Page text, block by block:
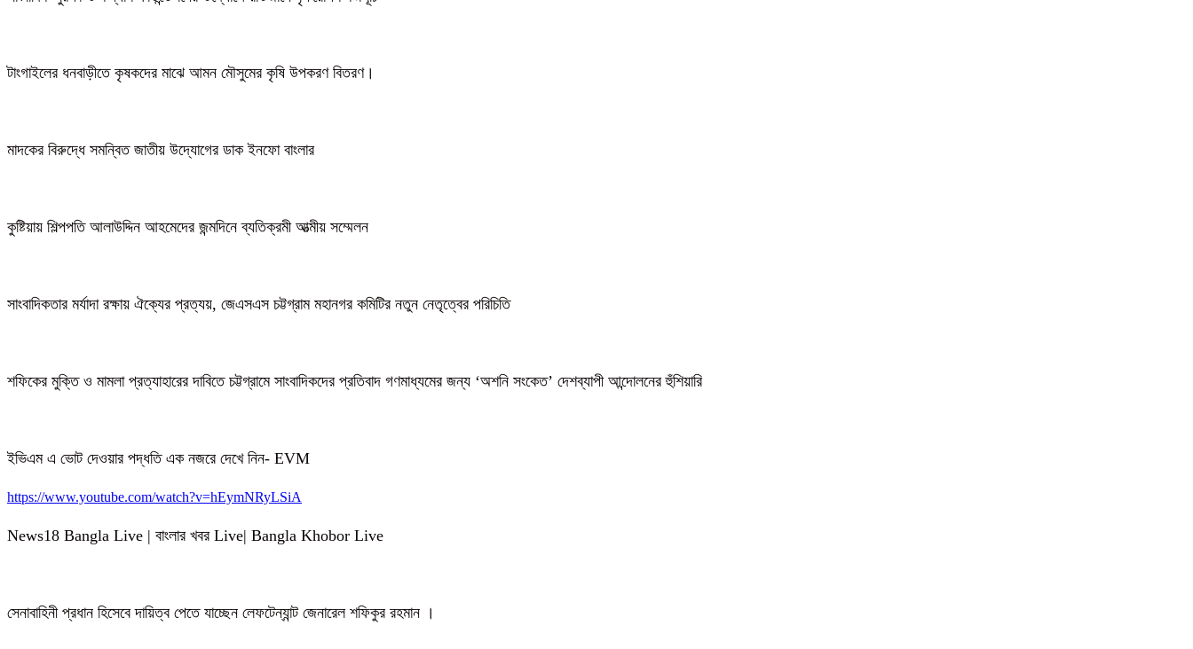
টাংগাইলের ধনবাড়ীতে কৃষকদের মাঝে আমন মৌসুমের কৃষি উপকরণ বিতরণ।
মাদকের বিরুদ্ধে সমন্বিত জাতীয় উদ্যোগের ডাক ইনফো বাংলার
কুষ্টিয়ায় শিল্পপতি আলাউদ্দিন আহমেদের জন্মদিনে ব্যতিক্রমী আত্মীয় সম্মেলন
সাংবাদিকতার মর্যাদা রক্ষায় ঐক্যের প্রত্যয়, জেএসএস চট্টগ্রাম মহানগর কমিটির নতুন নেতৃত্বের পরিচিতি
শফিকের মুক্তি ও মামলা প্রত্যাহারের দাবিতে চট্টগ্রামে সাংবাদিকদের প্রতিবাদ গণমাধ্যমের জন্য ‘অশনি সংকেত’ দেশব্যাপী আন্দোলনের হুঁশিয়ারি
ইভিএম এ ভোট দেওয়ার পদ্ধতি এক নজরে দেখে নিন- EVM
https://www.youtube.com/watch?v=hEymNRyLSiA
News18 Bangla Live | বাংলার খবর Live| Bangla Khobor Live
সেনাবাহিনী প্রধান হিসেবে দায়িত্ব পেতে যাচ্ছেন লেফটেন্যান্ট জেনারেল শফিকুর রহমান ।